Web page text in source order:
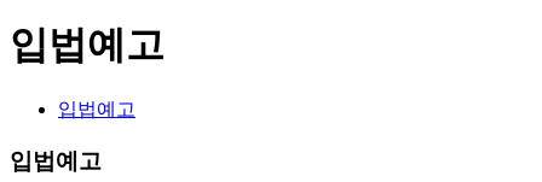
입법예고
입법예고
입법예고